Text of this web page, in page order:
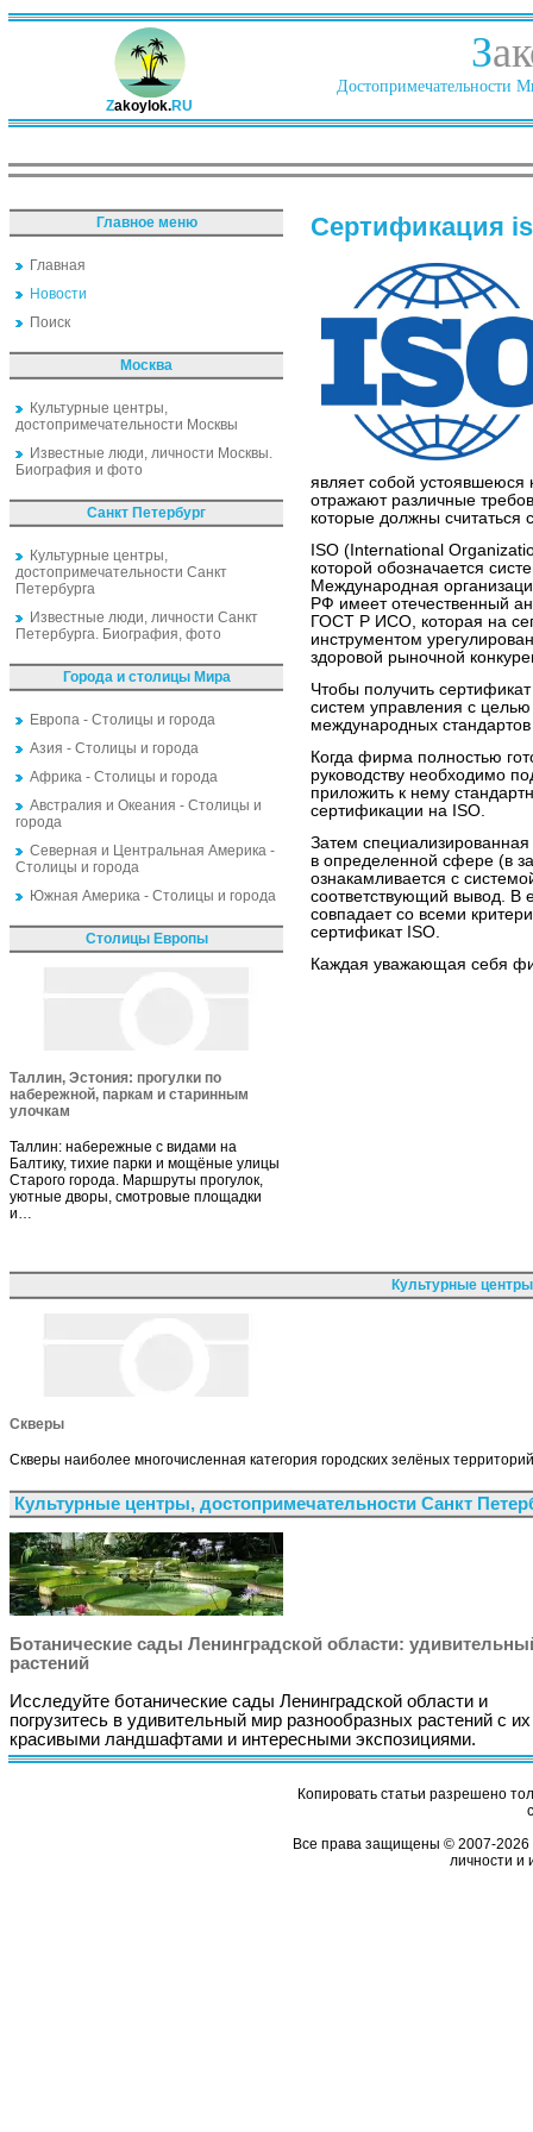
Zakoylok.RU
З
Достопримечательности
Главное меню
Главная
Новости
Поиск
Москва
Культурные центры,
достопримечательности Москвы
Известные люди, личности Москвы.
Биография и фото
Санкт Петербург
Культурные центры,
достопримечательности Санкт
Петербурга
Известные люди, личности Санкт
Петербурга. Биография, фото
Города и столицы Мира
Европа - Столицы и города
Азия - Столицы и города
Африка - Столицы и города
Австралия и Океания - Столицы и
города
Северная и Центральная Америка -
Столицы и города
Южная Америка - Столицы и города
Столицы Европы
Таллин, Эстония: прогулки по
набережной, паркам и старинным
улочкам
Таллин: набережные с видами на
Балтику, тихие парки и мощёные улицы
Старого города. Маршруты прогулок,
уютные дворы, смотровые площадки
и…
Сертификация
являет собой устоявшеюся
отражают различные
которые должны считаться
ISO (International
которой обозначается
Международная
РФ имеет отечественный
ГОСТ Р ИСО, которая на
инструментом
здоровой рыночной
Чтобы получить
систем управления с
международных
Когда фирма полностью
руководству необходимо
приложить к нему
сертификации на ISO.
Затем специализированная
в определенной сфере (в
ознакамливается с
соответствующий вывод. В
совпадает со всеми
сертификат ISO.
Каждая уважающая себя
Культурные
Скверы
Скверы наиболее многочисленная категория городских зелёных
Культурные центры, достопримечательности Санкт
Ботанические сады Ленинградской области:
растений
Исследуйте ботанические сады Ленинградской области и
погрузитесь в удивительный мир разнообразных растений с их
красивыми ландшафтами и интересными экспозициями.
Копировать статьи разрешено
Все права защищены © 2007-2026
личности и